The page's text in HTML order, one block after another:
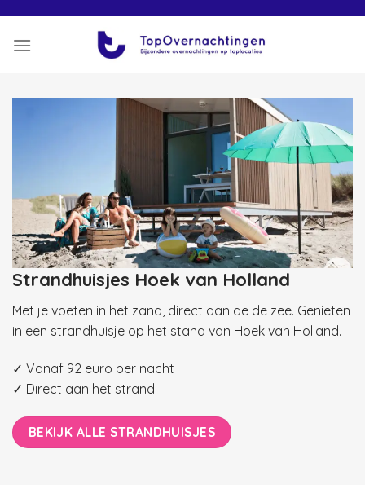
content
Strandhuisjes Hoek van Holland
Met je voeten in het zand, direct aan de de zee. Genieten
in een strandhuisje op het stand van Hoek van Holland.
✓ Vanaf 92 euro per nacht
✓ Direct aan het strand
BEKIJK ALLE STRANDHUISJES